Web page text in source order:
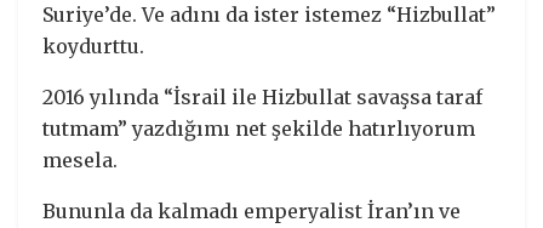
Suriye’de. Ve adını da ister istemez “Hizbullat”
koydurttu.
2016 yılında “İsrail ile Hizbullat savaşsa taraf
tutmam” yazdığımı net şekilde hatırlıyorum
mesela.
Bununla da kalmadı emperyalist İran’ın ve